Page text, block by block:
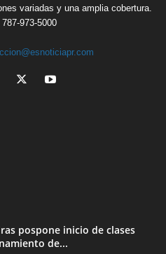
variadas y una amplia cobertura.
973-5000
pospone inicio de clases
de...